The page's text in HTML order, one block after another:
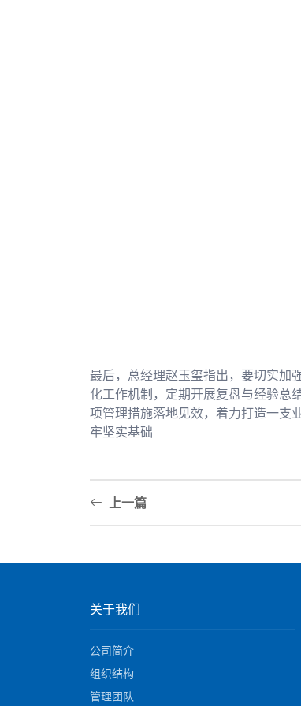
最后，总经理赵玉玺指出，要切实加
化工作机制，定期开展复盘与经验总
项管理措施落地见效，着力打造一支
牢坚实基础
上一篇
关于我们
公司简介
组织结构
管理团队